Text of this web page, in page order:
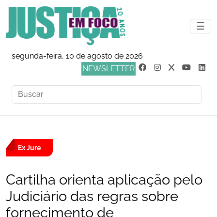
☰
segunda-feira, 10 de agosto de 2026
NEWSLETTER
Ex Jure
Cartilha orienta aplicação pelo
Judiciário das regras sobre
fornecimento de